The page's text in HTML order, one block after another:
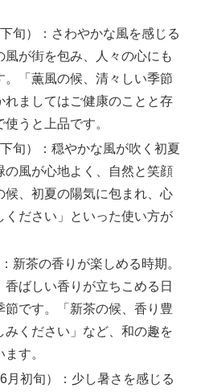
旬）：さわやかな風を感じる
風が街を包み、人々の心にも
。「薫風の候、清々しい季節
れましてはご健康のことと存
うと上品です。
旬）：穏やかな風が吹く初夏
の風が心地よく、自然と笑顔
候、初夏の陽気に包まれ、心
ください」といった使い方が
新茶の香りが楽しめる時期。
ばしい香りが立ちこめる日
節です。「新茶の候、香り豊
みください」など、和の趣を
す。
月初旬）：少し暑さを感じる